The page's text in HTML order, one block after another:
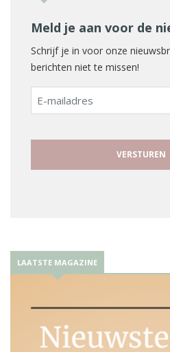
Meld je aan voor de
Schrijf je in voor onze
berichten niet te missen!
E-
mailadres
LAATSTE MAGAZINE